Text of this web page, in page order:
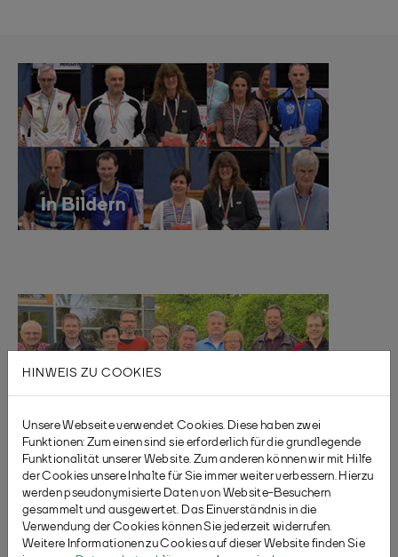
HINWEIS ZU COOKIES
Unsere Webseite verwendet Cookies. Diese haben zwei
Funktionen: Zum einen sind sie erforderlich für die grundlegende
Funktionalität unserer Website. Zum anderen können wir mit Hilfe
der Cookies unsere Inhalte für Sie immer weiter verbessern. Hierzu
werden pseudonymisierte Daten von Website-Besuchern
gesammelt und ausgewertet. Das Einverständnis in die
Verwendung der Cookies können Sie jederzeit widerrufen.
Weitere Informationen zu Cookies auf dieser Website finden Sie